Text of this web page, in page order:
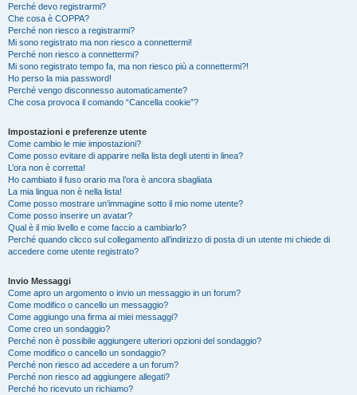
Perché devo registrarmi?
Che cosa è COPPA?
Perché non riesco a registrarmi?
Mi sono registrato ma non riesco a connettermi!
Perché non riesco a connettermi?
Mi sono registrato tempo fa, ma non riesco più a connettermi?!
Ho perso la mia password!
Perché vengo disconnesso automaticamente?
Che cosa provoca il comando “Cancella cookie”?
Impostazioni e preferenze utente
Come cambio le mie impostazioni?
Come posso evitare di apparire nella lista degli utenti in linea?
L’ora non è corretta!
Ho cambiato il fuso orario ma l’ora è ancora sbagliata
La mia lingua non è nella lista!
Come posso mostrare un’immagine sotto il mio nome utente?
Come posso inserire un avatar?
Qual è il mio livello e come faccio a cambiarlo?
Perché quando clicco sul collegamento all’indirizzo di posta di un utente mi chiede di
accedere come utente registrato?
Invio Messaggi
Come apro un argomento o invio un messaggio in un forum?
Come modifico o cancello un messaggio?
Come aggiungo una firma ai miei messaggi?
Come creo un sondaggio?
Perché non è possibile aggiungere ulteriori opzioni del sondaggio?
Come modifico o cancello un sondaggio?
Perché non riesco ad accedere a un forum?
Perché non riesco ad aggiungere allegati?
Perché ho ricevuto un richiamo?